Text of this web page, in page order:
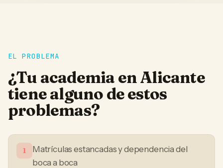
EL PROBLEMA
¿Tu academia enAlicante
tiene alguno de estos
problemas?
1
Matrículas estancadas y dependencia del
boca a boca